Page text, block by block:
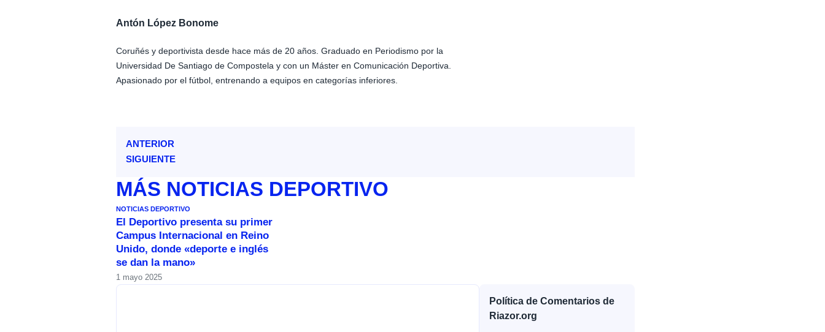
Antón López Bonome
Coruñés y deportivista desde hace más de 20 años. Graduado en Periodismo por la
Universidad De Santiago de Compostela y con un Máster en Comunicación Deportiva.
Apasionado por el fútbol, entrenando a equipos en categorías inferiores.
ANTERIOR
SIGUIENTE
MÁS NOTICIAS DEPORTIVO
NOTICIAS DEPORTIVO
El Deportivo presenta su primer
Campus Internacional en Reino
Unido, donde «deporte e inglés
se dan la mano»
1 mayo 2025
Política de Comentarios de
Riazor.org